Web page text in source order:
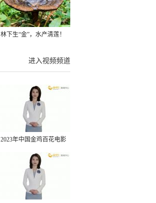
林下生“金”，水产清莲！
进入视频频道
2023年中国金鸡百花电影
节有福电影巡展31日启动